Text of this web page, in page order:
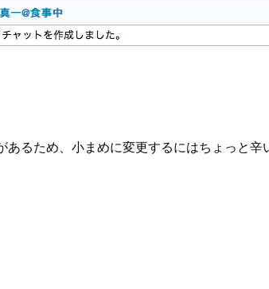
るため、小まめに変更するにはちょっと辛